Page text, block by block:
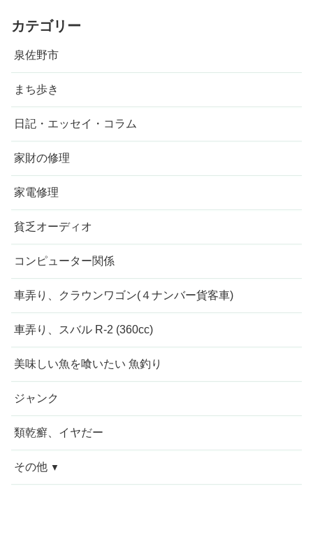
カテゴリー
泉佐野市
まち歩き
日記・エッセイ・コラム
家財の修理
家電修理
貧乏オーディオ
コンピューター関係
車弄り、クラウンワゴン(４ナンバー貨客車)
車弄り、スバル R-2 (360cc)
美味しい魚を喰いたい 魚釣り
ジャンク
類乾癬、イヤだー
その他